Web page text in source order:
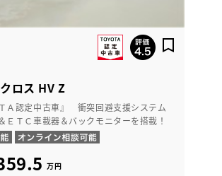
ロス HV Z
Ａ認定中古車』 衝突回避支援システム
ＥＴＣ車載器＆バックモニターを搭載！
万円